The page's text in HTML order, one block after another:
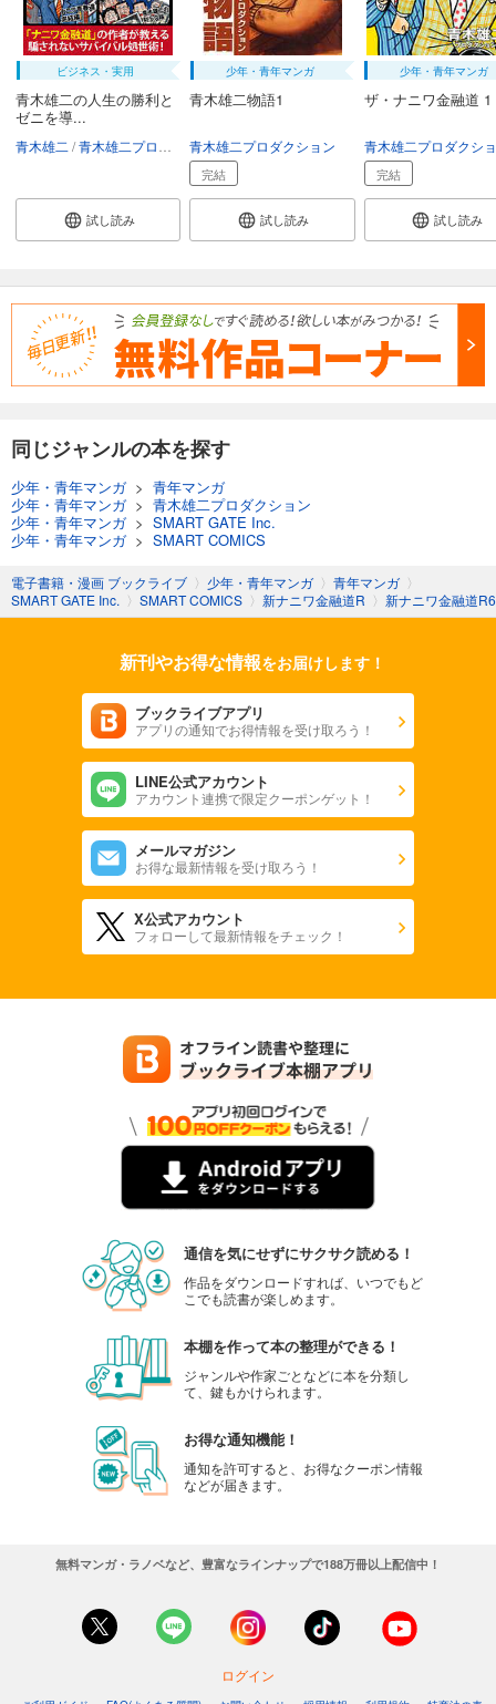
ビジネス・実用
青木雄二の人生の勝利と
ゼニを導...
青木雄二 青木雄二プロダクション
試し読み
少年・青年マンガ
青木雄二物語1
青木雄二プロダクション
完結
試し読み
少年・青年マンガ
ザ・ナニワ金融道 1
青木雄二プロダクシ
完結
試し読み
同じジャンルの本を探す
少年・青年マンガ> 青年マンガ
少年・青年マンガ> 青木雄二プロダクション
少年・青年マンガ> SMART GATE Inc.
少年・青年マンガ> SMART COMICS
電子書籍・漫画 ブックライブ 〉 少年・青年マンガ 〉 青年マンガ 〉
SMART GATE Inc. 〉 SMART COMICS 〉 新ナニワ金融道R 〉 新ナニワ金融道R6
新刊やお得な情報をお届けします！
ブックライブアプリ
アプリの通知でお得情報を受け取ろう！
LINE公式アカウント
アカウント連携で限定クーポンゲット！
メールマガジン
お得な最新情報を受け取ろう！
X公式アカウント
フォローして最新情報をチェック！
通信を気にせずにサクサク読める！
作品をダウンロードすれば、いつでもど
こでも読書が楽しめます。
本棚を作って本の整理ができる！
ジャンルや作家ごとなどに本を分類し
て、鍵もかけられます。
お得な通知機能！
通知を許可すると、お得なクーポン情報
などが届きます。
無料マンガ・ラノベなど、豊富なラインナップで188万冊以上配信中！
ログイン